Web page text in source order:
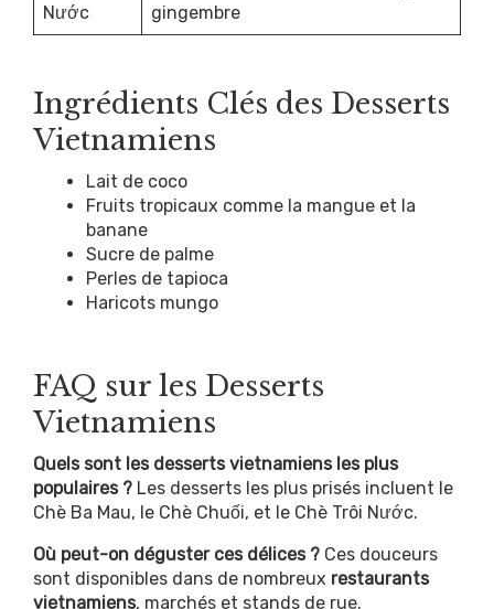
Nước
gingembre
Ingrédients Clés des Desserts
Vietnamiens
Lait de coco
Fruits tropicaux comme la mangue et la
banane
Sucre de palme
Perles de tapioca
Haricots mungo
FAQ sur les Desserts
Vietnamiens
Quels sont les desserts vietnamiens les plus
populaires ? Les desserts les plus prisés incluent le
Chè Ba Mau, le Chè Chuối, et le Chè Trôi Nước.
Où peut-on déguster ces délices ? Ces douceurs
sont disponibles dans de nombreux restaurants
vietnamiens, marchés et stands de rue.